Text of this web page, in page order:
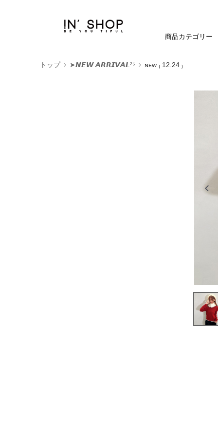
商品カテゴリー
トップ ➤𝙉𝙀𝙒 𝘼𝙍𝙍𝙄𝙑𝘼𝙇²⁵ ɴᴇᴡ ₍ 12.24 ₎